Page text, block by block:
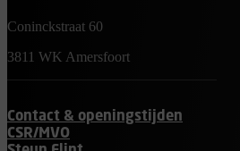
Coninckstraat 60
3811 WK Amersfoort
Contact & openingstijden
CSR/MVO